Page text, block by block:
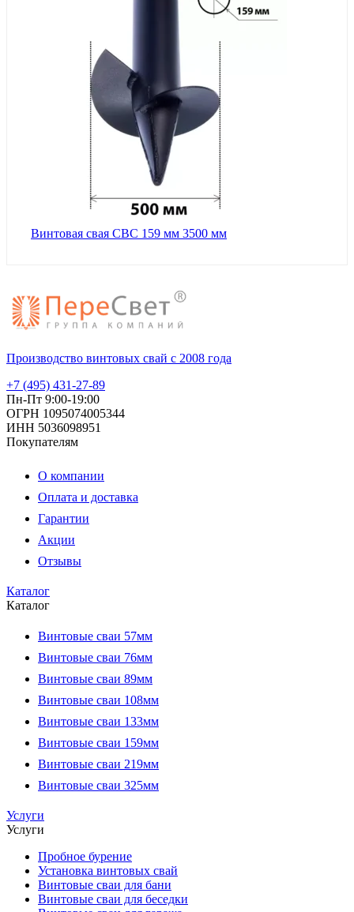
Винтовая свая СВС 159 мм 3500 мм
Производство винтовых свай с 2008 года
+7 (495) 431-27-89
Пн-Пт 9:00-19:00
ОГРН 1095074005344
ИНН 5036098951
Покупателям
О компании
Оплата и доставка
Гарантии
Акции
Отзывы
Каталог
Каталог
Винтовые сваи 57мм
Винтовые сваи 76мм
Винтовые сваи 89мм
Винтовые сваи 108мм
Винтовые сваи 133мм
Винтовые сваи 159мм
Винтовые сваи 219мм
Винтовые сваи 325мм
Услуги
Услуги
Пробное бурение
Установка винтовых свай
Винтовые сваи для бани
Винтовые сваи для беседки